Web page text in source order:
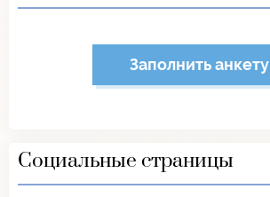
Заполнить анкету
Социальные страницы